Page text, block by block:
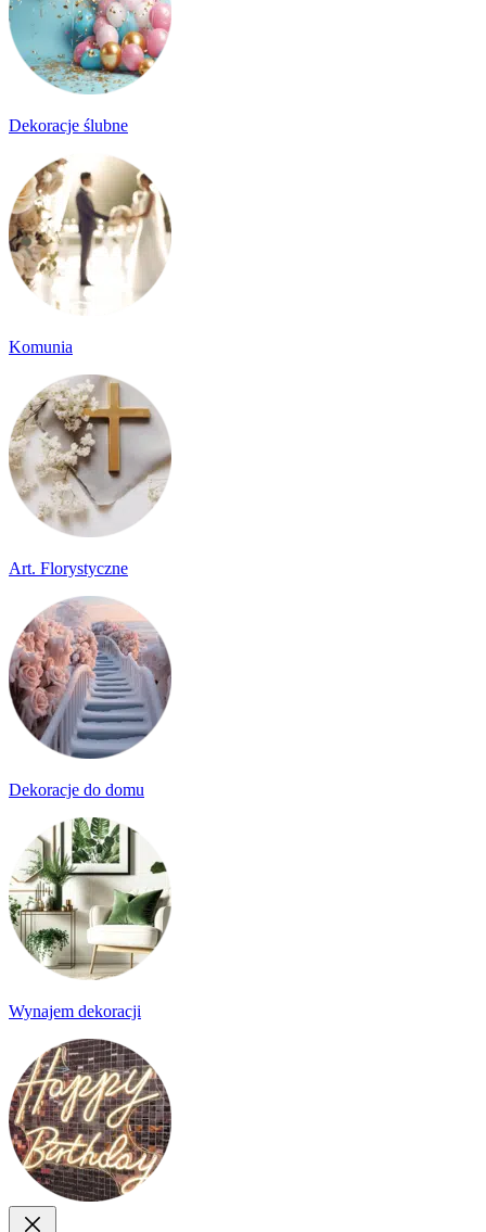
Dekoracje ślubne
Komunia
Art. Florystyczne
Dekoracje do domu
Wynajem dekoracji